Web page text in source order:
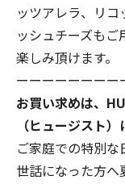
ッツアレラ、リ
ッシュチーズも
楽しみ頂けます。
ーーーーーーーー
お買い求めは、
（ヒュージスト）
ご家庭での特別
世話になった方へ